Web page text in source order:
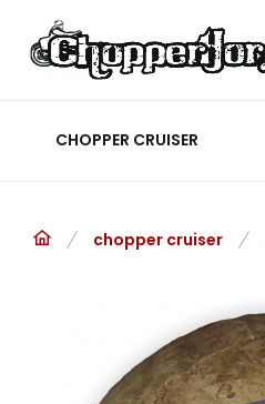
CHOPPER CRUISER
chopper cruiser